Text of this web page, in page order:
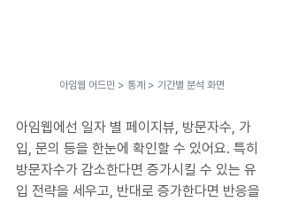
아임웹 어드민 > 통계 > 기간별 분석 화면
아임웹에선 일자 별 페이지뷰, 방문자수, 가
입, 문의 등을 한눈에 확인할 수 있어요. 특히
방문자수가 감소한다면 증가시킬 수 있는 유
입 전략을 세우고, 반대로 증가한다면 반응을